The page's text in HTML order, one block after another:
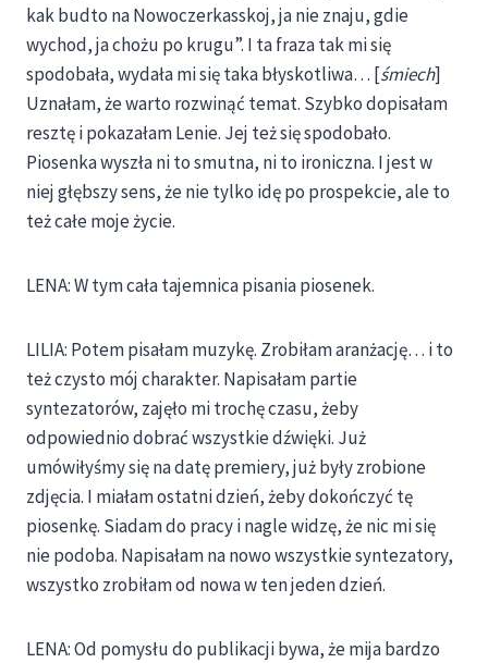
kak budto na Nowoczerkasskoj, ja nie znaju, gdie
wychod, ja chożu po krugu”. I ta fraza tak mi się
spodobała, wydała mi się taka błyskotliwa… [śmiech]
Uznałam, że warto rozwinąć temat. Szybko dopisałam
resztę i pokazałam Lenie. Jej też się spodobało.
Piosenka wyszła ni to smutna, ni to ironiczna. I jest w
niej głębszy sens, że nie tylko idę po prospekcie, ale to
też całe moje życie.
LENA: W tym cała tajemnica pisania piosenek.
LILIA: Potem pisałam muzykę. Zrobiłam aranżację… i to
też czysto mój charakter. Napisałam partie
syntezatorów, zajęło mi trochę czasu, żeby
odpowiednio dobrać wszystkie dźwięki. Już
umówiłyśmy się na datę premiery, już były zrobione
zdjęcia. I miałam ostatni dzień, żeby dokończyć tę
piosenkę. Siadam do pracy i nagle widzę, że nic mi się
nie podoba. Napisałam na nowo wszystkie syntezatory,
wszystko zrobiłam od nowa w ten jeden dzień.
LENA: Od pomysłu do publikacji bywa, że mija bardzo